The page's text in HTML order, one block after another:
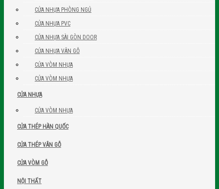
CỬA NHỰA PHÒNG NGỦ
CỬA NHỰA PVC
CỬA NHỰA SÀI GÒN DOOR
CỬA NHỰA VÂN GỖ
CỬA VÒM NHỰA
CỬA VÒM NHỰA
CỬA NHỰA
CỬA VÒM NHỰA
CỬA THÉP HÀN QUỐC
CỬA THÉP VÂN GỖ
CỬA VÒM GỖ
NỘI THẤT